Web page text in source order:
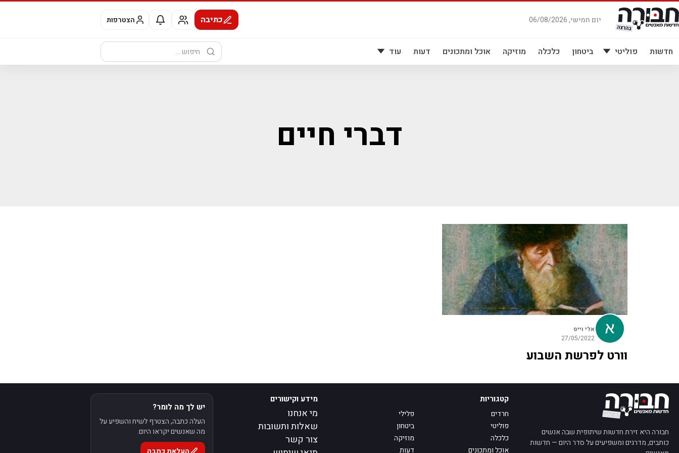
דלג
לתוכן
יום חמישי, 06/08/2026 כתיבה הצטרפות
חדשות פוליטי ביטחון כלכלה מוזיקה אוכל ומתכונים דעות עוד
חיפוש:
דברי חיים
אלי וייס
27/05/2022
וורט לפרשת השבוע
חבורה היא זירת חדשות שיתופית שבה אנשים
כותבים, מדרגים ומשפיעים על סדר היום — חדשות
קטגוריות
חרדים
פלילי
פוליטי
ביטחון
כלכלה
מוזיקה
אוכל ומתכונים
דעות
מידע וקישורים
מי אנחנו
שאלות ותשובות
צור קשר
יש לך מה לומר?
העלה כתבה, הצטרף לשיח והשפיע על
מה שאנשים יקראו היום.